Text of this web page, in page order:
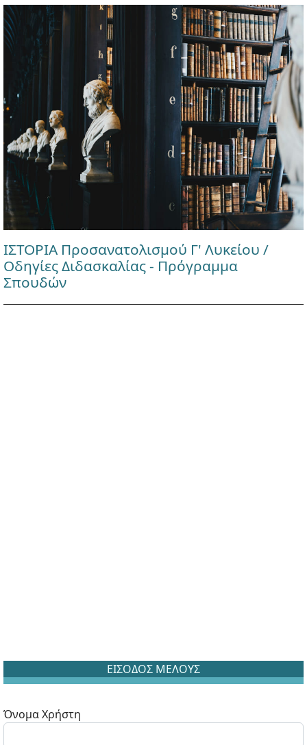
ΙΣΤΟΡΙΑ Προσανατολισμού Γ' Λυκείου /
Οδηγίες Διδασκαλίας - Πρόγραμμα
Σπουδών
ΕΙΣΟΔΟΣ ΜΕΛΟΥΣ
Όνομα Χρήστη